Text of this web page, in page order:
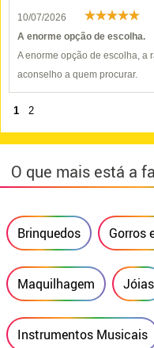
10/07/2026
A enorme opção de escolha.
A enorme opção de escolha, a
aconselho a quem procurar.
1 2
O que mais está a
Brinquedos Gorros
Maquilhagem Jóias
Instrumentos Musicais